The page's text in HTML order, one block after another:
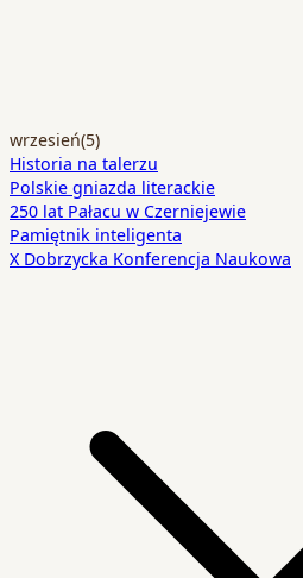
wrzesień(5)
Historia na talerzu
Polskie gniazda literackie
250 lat Pałacu w Czerniejewie
Pamiętnik inteligenta
X Dobrzycka Konferencja Naukowa